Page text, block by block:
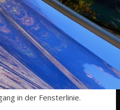
in der Fensterlinie.